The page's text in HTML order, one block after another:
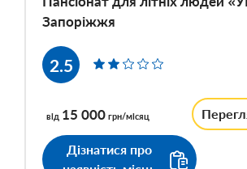
Запоріжжя
2.5
від 15 000 грн/місяц
Дізнатися про